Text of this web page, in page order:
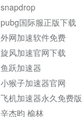
snapdrop
pubg国际服正版下载
外网加速软件免费
旋风加速官网下载
鱼跃加速器
小猴子加速器官网
飞机加速器永久免费版
辛杰昀 榆林